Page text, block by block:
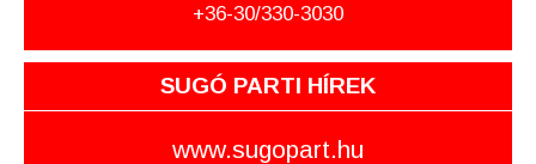
+36-30/330-3030
SUGÓ PARTI HÍREK
www.sugopart.hu